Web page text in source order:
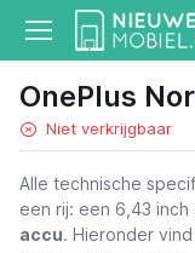
OnePlus
Niet verkrijgbaar
Alle technische
een rij: een 6,43 inch
accu. Hieronder